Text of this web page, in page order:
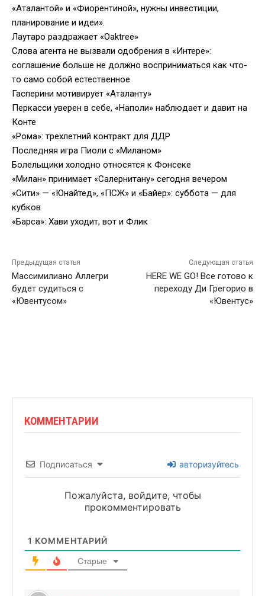
«Аталантой» и «Фиорентиной», нужны инвестиции,
планирование и идеи».
Лаутаро раздражает «Oaktree»
Слова агента не вызвали одобрения в «Интере»:
соглашение больше не должно восприниматься как что-
то само собой естественное
Гасперини мотивирует «Аталанту»
Перкасси уверен в себе, «Наполи» наблюдает и давит на
Конте
«Рома»: трехлетний контракт для ДДР
Последняя игра Пиоли с «Миланом»
Болельщики холодно относятся к Фонсеке
«Милан» принимает «Салернитану» сегодня вечером
«Сити» — «Юнайтед», «ПСЖ» и «Байер»: суббота — для
кубков
«Барса»: Хави уходит, вот и Флик
Предыдущая статья
Массимилиано Аллегри
будет судиться с
«Ювентусом»
Следующая статья
HERE WE GO! Все готово к
переходу Ди Грегорио в
«Ювентус»
КОММЕНТАРИИ
Подписаться авторизуйтесь
Пожалуйста, войдите, чтобы
прокомментировать
1 КОММЕНТАРИЙ
Старые